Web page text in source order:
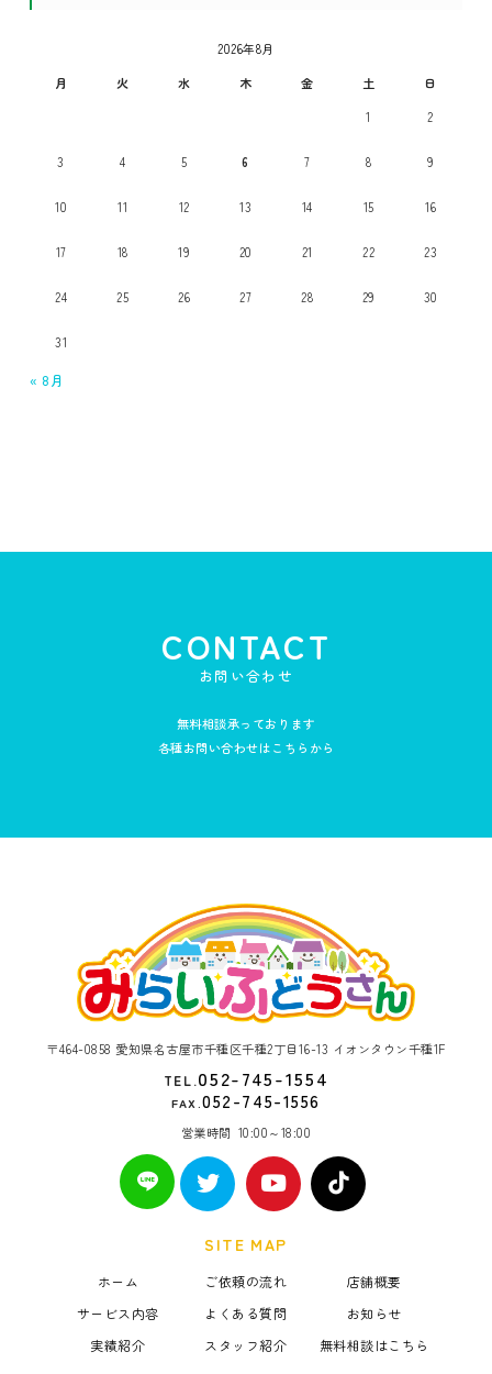
2026年8月
月
火 水 木 金 土
日
1
2
3 4 5 6 7 8 9
10 11 12 13 14 15 16
17 18 19 20 21 22 23
24 25 26 27 28 29 30
31
« 8月
CONTACT
お問い合わせ
無料相談承っております
各種お問い合わせはこちらから
〒464-0858 愛知県名古屋市千種区千種2丁目16-13 イオンタウン千種1F
TEL.052-745-1554
FAX.052-745-1556
営業時間 10:00～18:00
SITE MAP
ホーム
サービス内容
実績紹介
ご依頼の流れ
よくある質問
スタッフ紹介
店舗概要
お知らせ
無料相談はこちら